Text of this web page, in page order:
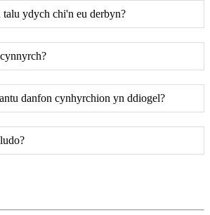
talu ydych chi'n eu derbyn?
danfon cynhyrchion yn ddiogel?